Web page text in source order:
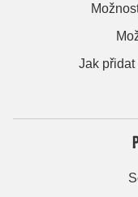
Jak